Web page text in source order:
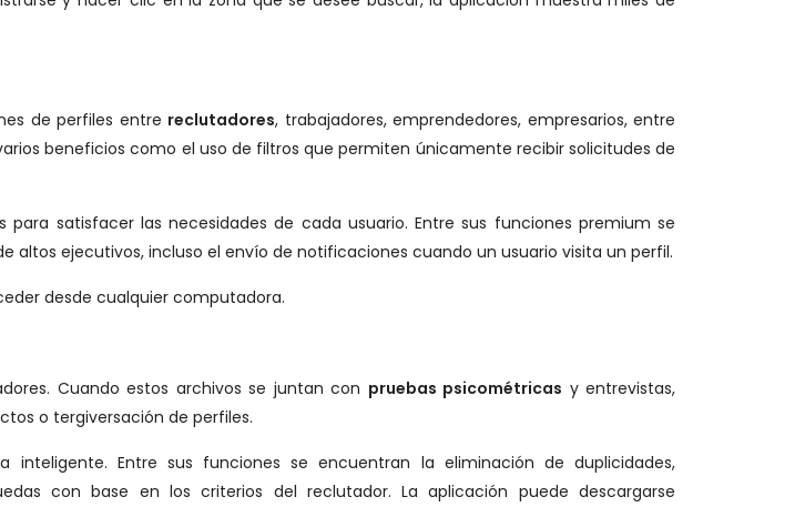
de perfiles entre reclutadores, trabajadores, emprendedores, empresarios, entre
beneficios como el uso de filtros que permiten únicamente recibir solicitudes de
satisfacer las necesidades de cada usuario. Entre sus funciones premium se
ejecutivos, incluso el envío de notificaciones cuando un usuario visita un perfil.
desde cualquier computadora.
Cuando estos archivos se juntan con pruebas psicométricas y entrevistas,
o tergiversación de perfiles.
Entre sus funciones se encuentran la eliminación de duplicidades,
con base en los criterios del reclutador. La aplicación puede descargarse